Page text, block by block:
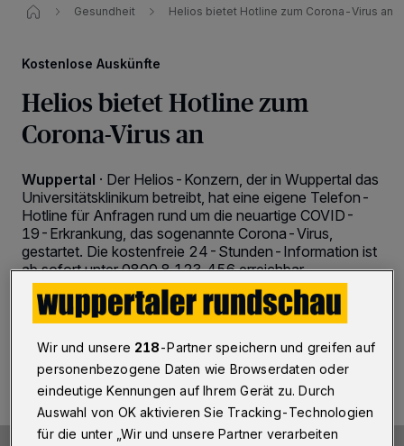
Gesundheit Helios bietet Hotline zum Corona-Virus an
Kostenlose Auskünfte
Helios bietet Hotline zum
Corona-Virus an
Wuppertal · Der Helios-Konzern, der in Wuppertal das
Universitätsklinikum betreibt, hat eine eigene Telefon-
Hotline für Anfragen rund um die neuartige COVID-
19-Erkrankung, das sogenannte Corona-Virus,
gestartet. Die kostenfreie 24-Stunden-Information ist
ab sofort unter 0800 8 123 456 erreichbar.
10.03.2020 , 13:55 Uhr 2 Minuten Lesezeit
Wir und unsere 218-Partner speichern und greifen auf
personenbezogene Daten wie Browserdaten oder
eindeutige Kennungen auf Ihrem Gerät zu. Durch
Auswahl von OK aktivieren Sie Tracking-Technologien
für die unter „Wir und unsere Partner verarbeiten